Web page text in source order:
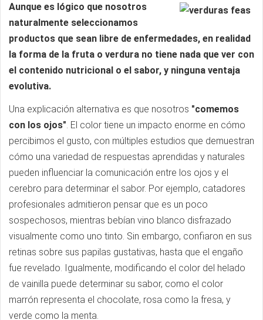
Aunque es lógico que nosotros
naturalmente seleccionamos
productos que sean libre de enfermedades, en realidad
la forma de la fruta o verdura no tiene nada que ver con
el contenido nutricional o el sabor, y ninguna ventaja
evolutiva.
Una explicación alternativa es que nosotros "comemos
con los ojos". El color tiene un impacto enorme en cómo
percibimos el gusto, con múltiples estudios que demuestran
cómo una variedad de respuestas aprendidas y naturales
pueden influenciar la comunicación entre los ojos y el
cerebro para determinar el sabor. Por ejemplo, catadores
profesionales admitieron pensar que es un poco
sospechosos, mientras bebían vino blanco disfrazado
visualmente como uno tinto. Sin embargo, confiaron en sus
retinas sobre sus papilas gustativas, hasta que el engaño
fue revelado. Igualmente, modificando el color del helado
de vainilla puede determinar su sabor, como el color
marrón representa el chocolate, rosa como la fresa, y
verde como la menta.